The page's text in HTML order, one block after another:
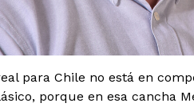
para Chile no está en
porque en esa cancha